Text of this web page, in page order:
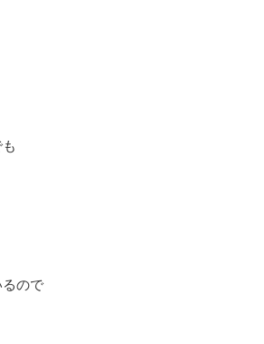
ので